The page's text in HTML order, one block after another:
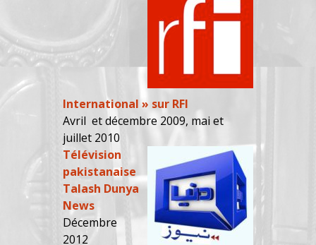
International » sur RFI
Avril et décembre 2009, mai et
juillet 2010
Télévision
pakistanaise
Talash Dunya
News
Décembre
2012